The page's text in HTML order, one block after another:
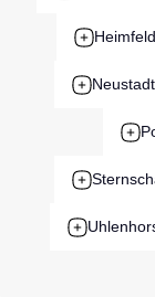
Heimfeld
Neustadt